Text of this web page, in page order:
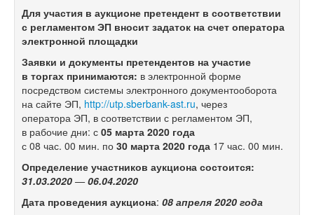
Для участия в аукционе претендент в соответствии
с регламентом ЭП вносит задаток на счет оператора
электронной площадки
Заявки и документы претендентов на участие
в торгах принимаются: в электронной форме
посредством системы электронного документооборота
на сайте ЭП, http://utp.sberbank-ast.ru, через
оператора ЭП, в соответствии с регламентом ЭП,
в рабочие дни: с 05 марта 2020 года
с 08 час. 00 мин. по 30 марта 2020 года 17 час. 00 мин.
Определение участников аукциона состоится:
31.03.2020 —06.04.2020
Дата проведения аукциона: 08 апреля 2020 года